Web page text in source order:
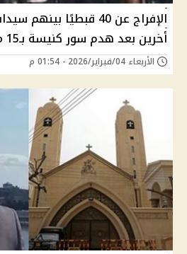
الإفراج عن 40 قبطيًا
أخرين بعد هدم سور كنيسة بـ15 مايو
الأربعاء 04/فبراير/2026 - 01:54 م